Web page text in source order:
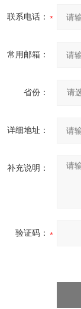
联系电话：
常用邮箱：
省份：
详细地址：
补充说明：
验证码：